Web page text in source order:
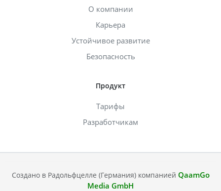
О компании
Карьера
Устойчивое развитие
Безопасность
Продукт
Тарифы
Разработчикам
Создано в Радольфцелле (Германия) компанией QaamGo
Media GmbH